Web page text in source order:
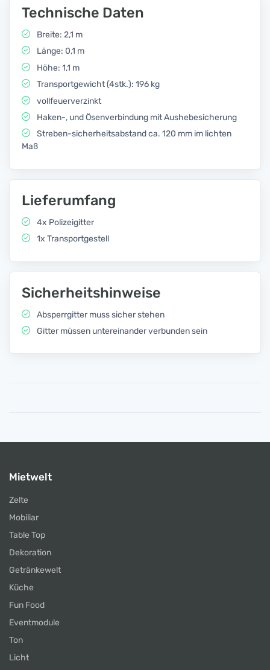
Technische Daten
Breite: 2,1 m
Länge: 0,1 m
Höhe: 1,1 m
Transportgewicht (4stk.): 196 kg
vollfeuerverzinkt
Haken-, und Ösenverbindung mit Aushebesicherung
Streben-sicherheitsabstand ca. 120 mm im lichten
Maß
Lieferumfang
4x Polizeigitter
1x Transportgestell
Sicherheitshinweise
Absperrgitter muss sicher stehen
Gitter müssen untereinander verbunden sein
Mietwelt
Zelte
Mobiliar
Table Top
Dekoration
Getränkewelt
Küche
Fun Food
Eventmodule
Ton
Licht